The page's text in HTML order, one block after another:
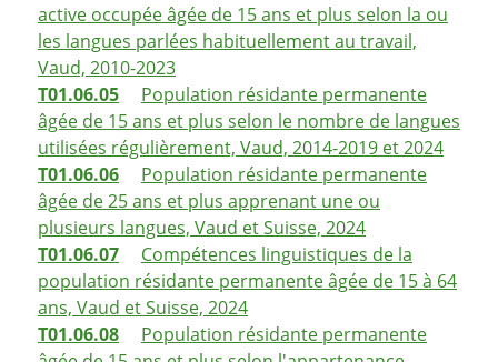
active occupée âgée de 15 ans et plus selon la ou
les langues parlées habituellement au travail,
Vaud, 2010-2023
T01.06.05
Population résidante permanente
âgée de 15 ans et plus selon le nombre de langues
utilisées régulièrement, Vaud, 2014-2019 et 2024
T01.06.06
Population résidante permanente
âgée de 25 ans et plus apprenant une ou
plusieurs langues, Vaud et Suisse, 2024
T01.06.07
Compétences linguistiques de la
population résidante permanente âgée de 15 à 64
ans, Vaud et Suisse, 2024
T01.06.08
Population résidante permanente